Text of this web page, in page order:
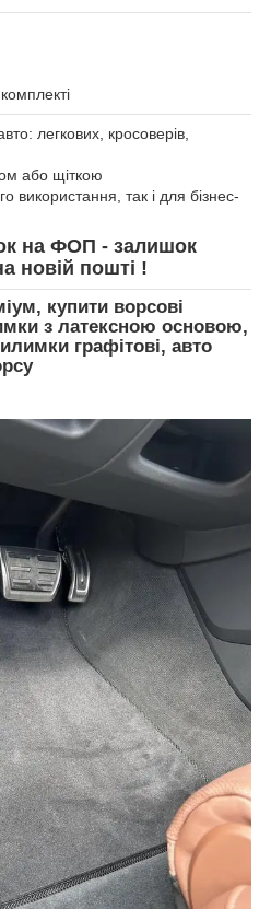
легкових, кросоверів,
або щіткою
використання, так і для бізнес-
на ФОП - залишок
новій пошті !
купити ворсові
з латексною основою,
графітові, авто